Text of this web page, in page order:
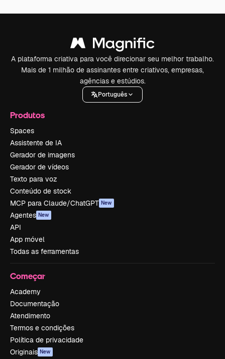
A plataforma criativa para você direcionar seu melhor trabalho.
Mais de 1 milhão de assinantes entre criativos, empresas,
agências e estúdios.
Português
Produtos
Spaces
Assistente de IA
Gerador de imagens
Gerador de vídeos
Texto para voz
Conteúdo de stock
MCP para Claude/ChatGPT New
Agentes New
API
App móvel
Todas as ferramentas
Começar
Academy
Documentação
Atendimento
Termos e condições
Política de privacidade
Originais New